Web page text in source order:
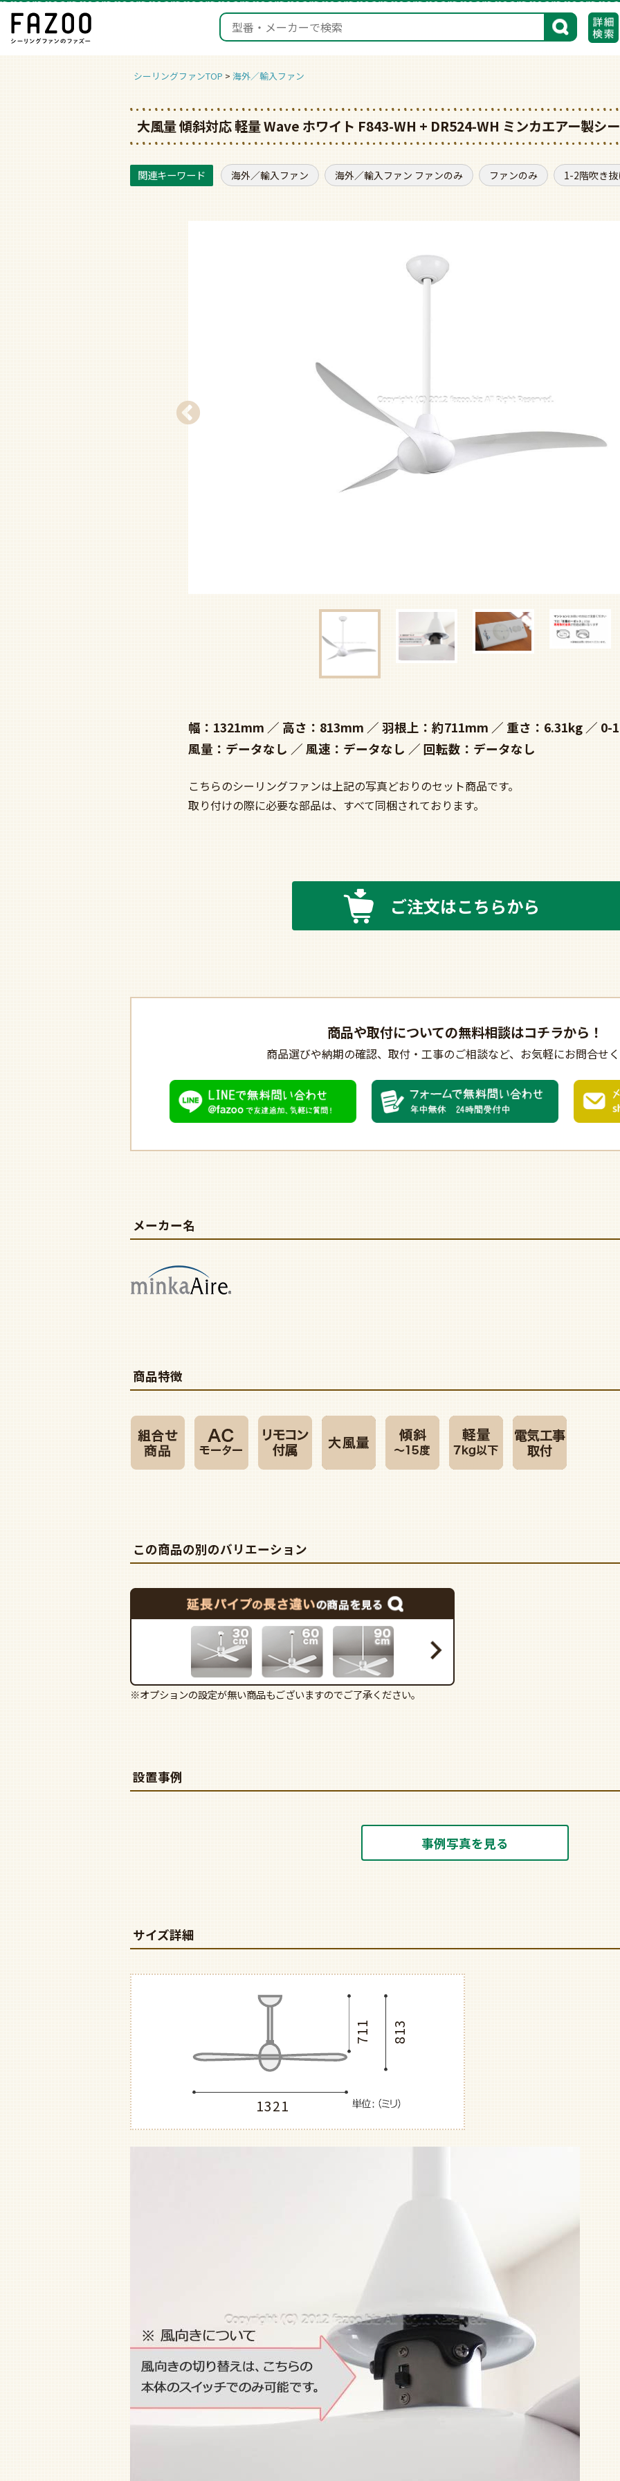
検索
シーリングファンTOP 海外／輸入ファン
大風量 傾斜対応 軽量 Wave ホワイト F843-WH + DR524-WH ミンカエアー製シ
海外／輸入ファン 海外／輸入ファン ファンのみ ファンのみ 1-2階吹き
幅：1321mm 高さ：813mm 羽根上：約711mm 重さ：6.31kg
0-
風量：データなし
風速：データなし 回転数：データなし
こちらのシーリングファンは上記の写真どおりのセット商品です。
取り付けの際に必要な部品は、すべて同梱されております。
ご注文はこちらから
商品や取付についての無料相談はコチラから！
商品選びや納期の確認、 取付・工事のご相談など、 お気軽にお問合せ
メーカー名
商品特徴
この商品の別のバリエーション
※オプションの設定が無い商品もございますのでご了承ください。
設置事例
事例写真を見る
サイズ詳細
1321
813
711